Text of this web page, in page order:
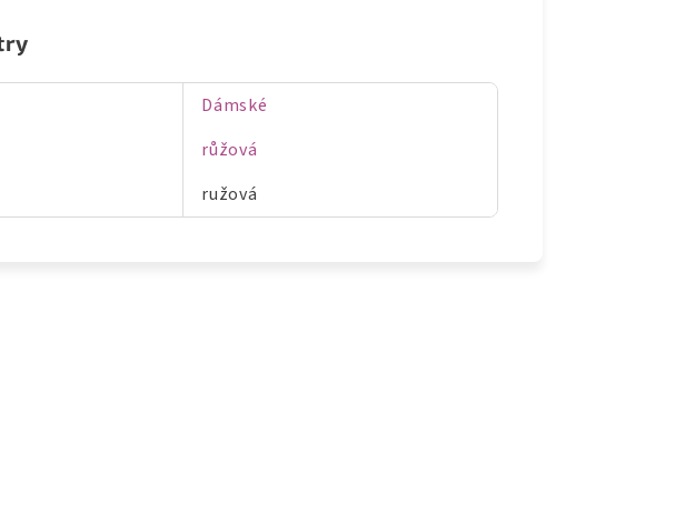
Dámské
růžová
ružová